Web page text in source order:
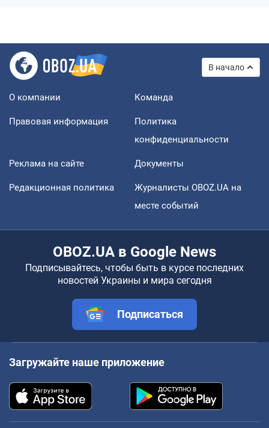
В начало
О компании Команда
Правовая информация
Политика
конфиденциальности
Реклама на сайте Документы
Редакционная политика
Журналисты OBOZ.UA на
месте событий
OBOZ.UA в Google News
Подписывайтесь, чтобы быть в курсе последних
новостей Украины и мира сегодня
Подписаться
Загружайте наше приложение